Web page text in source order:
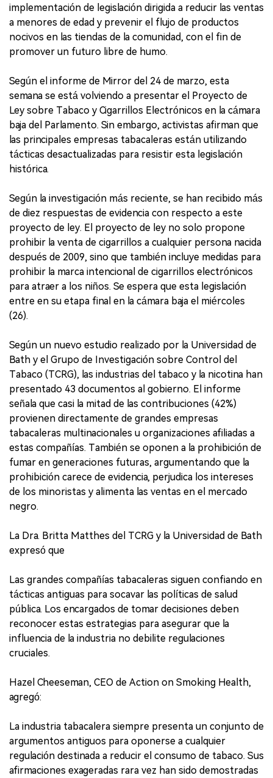
implementación de legislación dirigida a reducir las ventas
a menores de edad y prevenir el flujo de productos
nocivos en las tiendas de la comunidad, con el fin de
promover un futuro libre de humo.
Según el informe de Mirror del 24 de marzo, esta
semana se está volviendo a presentar el Proyecto de
Ley sobre Tabaco y Cigarrillos Electrónicos en la cámara
baja del Parlamento. Sin embargo, activistas afirman que
las principales empresas tabacaleras están utilizando
tácticas desactualizadas para resistir esta legislación
histórica.
Según la investigación más reciente, se han recibido más
de diez respuestas de evidencia con respecto a este
proyecto de ley. El proyecto de ley no solo propone
prohibir la venta de cigarrillos a cualquier persona nacida
después de 2009, sino que también incluye medidas para
prohibir la marca intencional de cigarrillos electrónicos
para atraer a los niños. Se espera que esta legislación
entre en su etapa final en la cámara baja el miércoles
(26).
Según un nuevo estudio realizado por la Universidad de
Bath y el Grupo de Investigación sobre Control del
Tabaco (TCRG), las industrias del tabaco y la nicotina han
presentado 43 documentos al gobierno. El informe
señala que casi la mitad de las contribuciones (42%)
provienen directamente de grandes empresas
tabacaleras multinacionales u organizaciones afiliadas a
estas compañías. También se oponen a la prohibición de
fumar en generaciones futuras, argumentando que la
prohibición carece de evidencia, perjudica los intereses
de los minoristas y alimenta las ventas en el mercado
negro.
La Dra. Britta Matthes del TCRG y la Universidad de Bath
expresó que
Las grandes compañías tabacaleras siguen confiando en
tácticas antiguas para socavar las políticas de salud
pública. Los encargados de tomar decisiones deben
reconocer estas estrategias para asegurar que la
influencia de la industria no debilite regulaciones
cruciales.
Hazel Cheeseman, CEO de Action on Smoking Health,
agregó:
La industria tabacalera siempre presenta un conjunto de
argumentos antiguos para oponerse a cualquier
regulación destinada a reducir el consumo de tabaco. Sus
afirmaciones exageradas rara vez han sido demostradas